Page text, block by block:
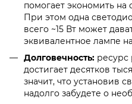
помогает экономить на
При этом одна
всего ~15 Вт может
эквивалентное лампе
Долговечность: ресурс
достигает десятков
значит, что установив
надолго забудете о